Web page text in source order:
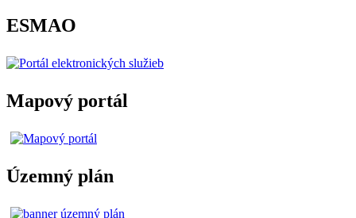
ESMAO
Mapový portál
Územný plán